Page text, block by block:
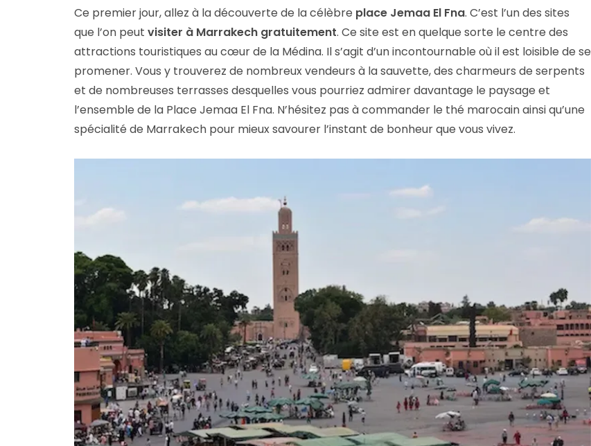
Ce premier jour, allez à la découverte de la célèbre place Jemaa El Fna. C’est l’un des sites
que l’on peut visiter à Marrakech gratuitement. Ce site est en quelque sorte le centre des
attractions touristiques au cœur de la Médina. Il s’agit d’un incontournable où il est loisible de se
promener. Vous y trouverez de nombreux vendeurs à la sauvette, des charmeurs de serpents
et de nombreuses terrasses desquelles vous pourriez admirer davantage le paysage et
l’ensemble de la Place Jemaa El Fna. N’hésitez pas à commander le thé marocain ainsi qu’une
spécialité de Marrakech pour mieux savourer l’instant de bonheur que vous vivez.